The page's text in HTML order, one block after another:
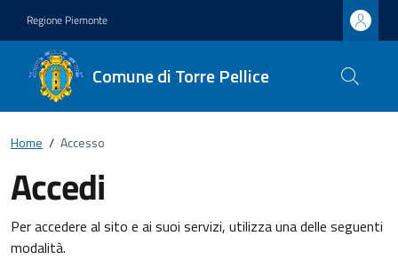
Regione Piemonte
Comune di Torre Pellice
Home / Accesso
Accedi
Per accedere al sito e ai suoi servizi, utilizza una delle seguenti
modalità.